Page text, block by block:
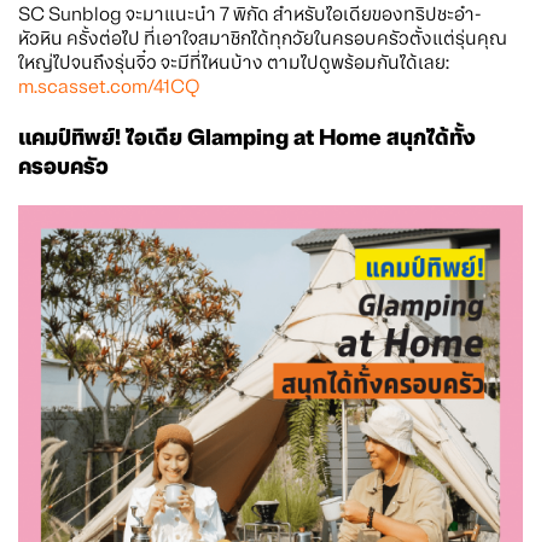
SC Sunblog จะมาแนะนำ 7 พิกัด สำหรับไอเดียของทริปชะอำ-
หัวหิน ครั้งต่อไป ที่เอาใจสมาชิกได้ทุกวัยในครอบครัวตั้งแต่รุ่นคุณ
ใหญ่ไปจนถึงรุ่นจิ๋ว จะมีที่ไหนบ้าง ตามไปดูพร้อมกันได้เลย:
m.scasset.com/41CQ
แคมป์ทิพย์! ไอเดีย Glamping at Home สนุกได้ทั้ง
ครอบครัว